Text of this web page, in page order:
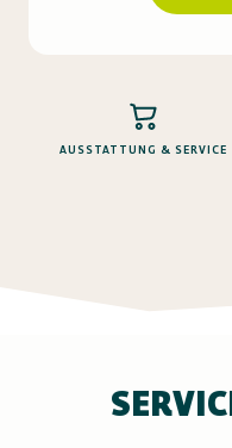
AUSSTATTUNG & SERVICE